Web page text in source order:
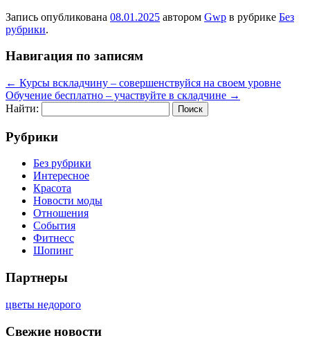
Запись опубликована 08.01.2025 автором Gwp в рубрике Без
рубрики.
Навигация по записям
← Курсы вскладчину – совершенствуйся на своем уровне
Обучение бесплатно – участвуйте в складчине →
Найти:
Рубрики
Без рубрики
Интересное
Красота
Новости моды
Отношения
События
Фитнесс
Шопинг
Партнеры
цветы недорого
Свежие новости